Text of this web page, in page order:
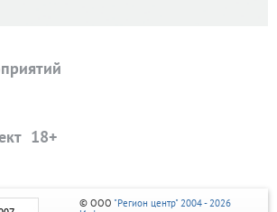
© ООО "Регион центр" 2004 - 2026